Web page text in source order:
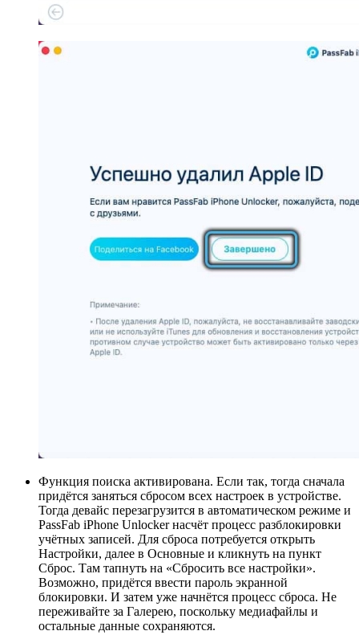
Функция поиска активирована. Если так, тогда сначала
придётся заняться сбросом всех настроек в устройстве.
Тогда девайс перезагрузится в автоматическом режиме и
PassFab iPhone Unlocker насчёт процесс разблокировки
учётных записей. Для сброса потребуется открыть
Настройки, далее в Основные и кликнуть на пункт
Сброс. Там тапнуть на «Сбросить все настройки».
Возможно, придётся ввести пароль экранной
блокировки. И затем уже начнётся процесс сброса. Не
переживайте за Галерею, поскольку медиафайлы и
остальные данные сохраняются.